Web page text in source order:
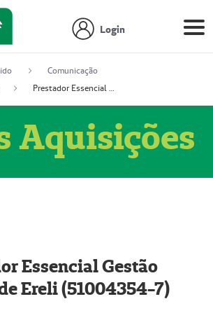
Login
Comunicação
Prestador Essencial Gestão em Saúde Ereli (51004354-7)
Aquisições
Essencial Gestão
Ereli (51004354-7)